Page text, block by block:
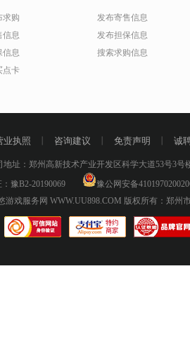
求购
信息
信息
点卡
发布寄售信息
发布担保信息
搜索求购信息
业执照 咨询建议 免责声明 诚
址：郑州高新技术产业开发区科学大道53号3号
豫B2-20190069
豫公网安备
游戏服务网 WWW.UU898.COM 版权所有：郑州